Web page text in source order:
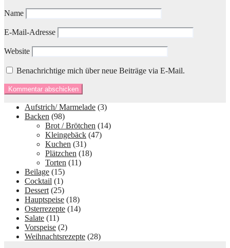
Name
E-Mail-Adresse
Website
Benachrichtige mich über neue Beiträge via E-Mail.
Aufstrich/ Marmelade (3)
Backen (98)
Brot / Brötchen (14)
Kleingebäck (47)
Kuchen (31)
Plätzchen (18)
Torten (11)
Beilage (15)
Cocktail (1)
Dessert (25)
Hauptspeise (18)
Osterrezepte (14)
Salate (11)
Vorspeise (2)
Weihnachtsrezepte (28)